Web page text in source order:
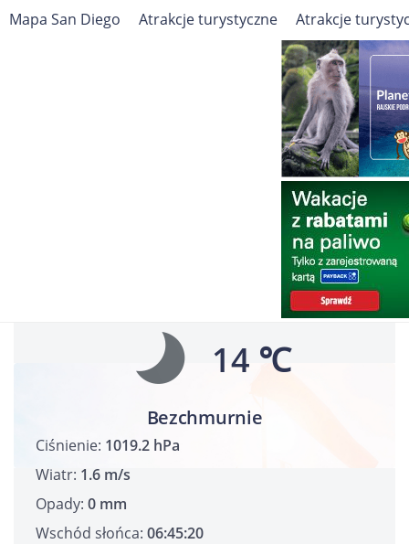
San Diego Pogoda
Mapa San Diego Atrakcje turystyczne Atrakcje
14 ℃
Bezchmurnie
Ciśnienie: 1019.2 hPa
Wiatr: 1.6 m/s
Opady: 0 mm
Wschód słońca: 06:45:20